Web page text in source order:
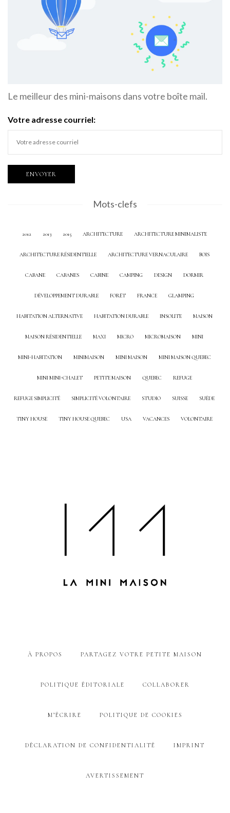
Le meilleur des mini-maisons dans votre boîte mail.
Votre adresse courriel:
Mots-clefs
2012 2013 2015 ARCHITECTURE ARCHITECTURE MINIMALISTE
ARCHITECTURE RÉSIDENTIELLE ARCHITECTURE VERNACULAIRE BOIS
CABANE CABANES CABINE CAMPING DESIGN DORMIR
DÉVELOPPEMENT DURABLE FORÊT FRANCE GLAMPING
HABITATION ALTERNATIVE HABITATION DURABLE INSOLITE MAISON
MAISON RÉSIDENTIELLE MAXI MICRO MICROMAISON MINI
MINI-HABITATION MINIMAISON MINI MAISON MINI MAISON QUEBEC
MINI MINI-CHALET PETITE MAISON QUEBEC REFUGE
REFUGE SIMPLICITÉ SIMPLICITÉ VOLONTAIRE STUDIO SUISSE SUÈDE
TINY HOUSE TINY HOUSE QUEBEC USA VACANCES VOLONTAIRE
À PROPOS PARTAGEZ VOTRE PETITE MAISON
POLITIQUE ÉDITORIALE COLLABORER
M’ÉCRIRE POLITIQUE DE COOKIES
DÉCLARATION DE CONFIDENTIALITÉ IMPRINT
AVERTISSEMENT